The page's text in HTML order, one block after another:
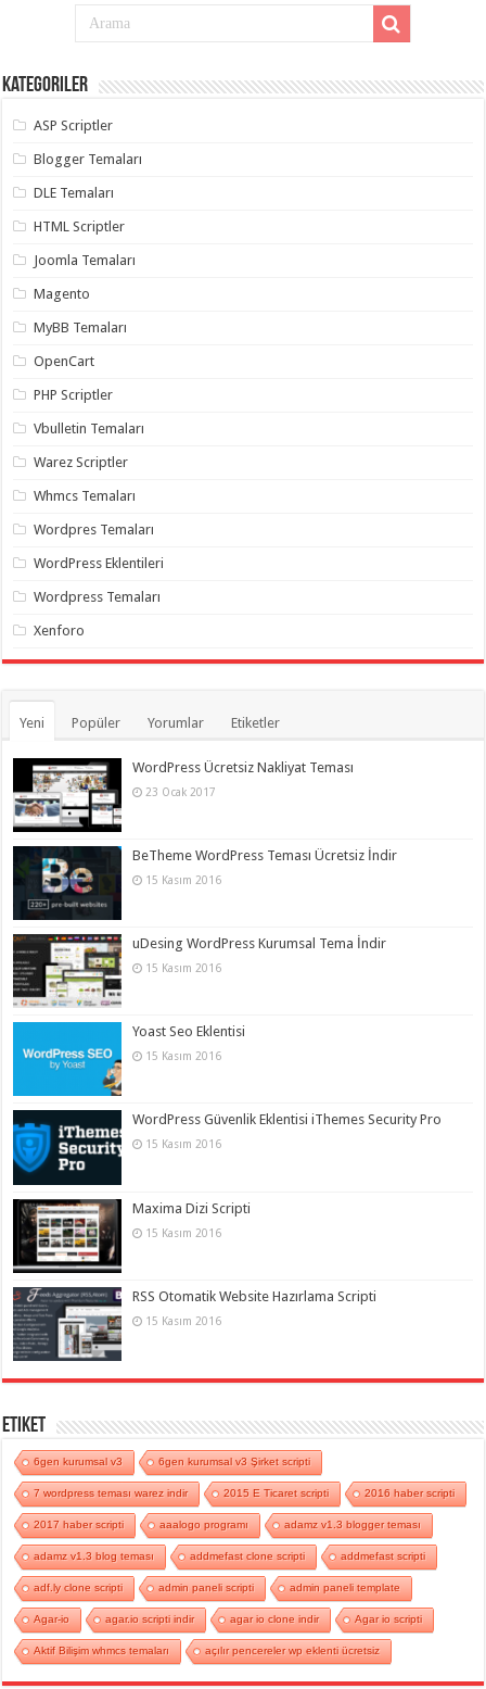
taşımacılık,
gaziantep
taşıma,
evden
taşımacılık,
gaziantep
organizasyon
gaziantep
organizasyon,
gaziantep
organizasyon
gaziantep
gaziantep
gaziantep
gaziantep
twitter
hilesi ,
takipçi
instagram
hilesi ,
Kategoriler
ASP Scriptler
Blogger Temaları
DLE Temaları
HTML Scriptler
Joomla Temaları
Magento
MyBB Temaları
OpenCart
PHP Scriptler
Vbulletin Temaları
Warez Scriptler
Whmcs Temaları
Wordpres Temaları
WordPress Eklentileri
Wordpress Temaları
Xenforo
Yeni Popüler Yorumlar Etiketler
WordPress Ücretsiz Nakliyat Teması
23 Ocak 2017
BeTheme WordPress Teması Ücretsiz İndir
15 Kasım 2016
uDesing WordPress Kurumsal Tema İndir
15 Kasım 2016
Yoast Seo Eklentisi
15 Kasım 2016
WordPress Güvenlik Eklentisi iThemes Security Pro
15 Kasım 2016
Maxima Dizi Scripti
15 Kasım 2016
RSS Otomatik Website Hazırlama Scripti
15 Kasım 2016
Etiket
6gen kurumsal v3 6gen kurumsal v3 Şirket scripti
7 wordpress teması warez indir 2015 E Ticaret scripti 2016 haber scripti
2017 haber scripti aaalogo programı adamz v1.3 blogger teması
adamz v1.3 blog teması addmefast clone scripti addmefast scripti
adf.ly clone scripti admin paneli scripti admin paneli template
Agar-io agar.io scripti indir agar io clone indir Agar io scripti
Aktif Bilişim whmcs temaları açılır pencereler wp eklenti ücretsiz